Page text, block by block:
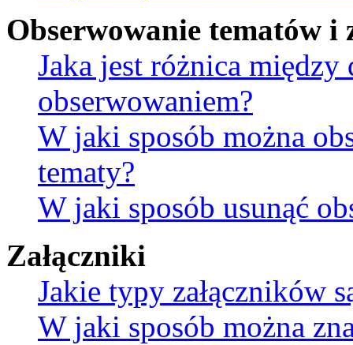
Obserwowanie tematów i
Jaka jest różnica między
obserwowaniem?
W jaki sposób można
tematy?
W jaki sposób usunąć
Załączniki
Jakie typy załączników
W jaki sposób można